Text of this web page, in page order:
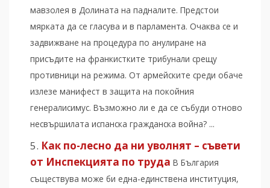
мавзолея в Долината на падналите. Предстои
мярката да се гласува и в парламента. Очаква се и
задвижване на процедура по анулиране на
присъдите на франкистките трибунали срещу
противници на режима. От армейските среди обаче
излезе манифест в защита на покойния
генералисимус. Възможно ли е да се събуди отново
несвършилата испанска гражданска война? ...
Как по-лесно да ни уволнят – съвети
от Инспекцията по труда В България
съществува може би една-единствена институция,